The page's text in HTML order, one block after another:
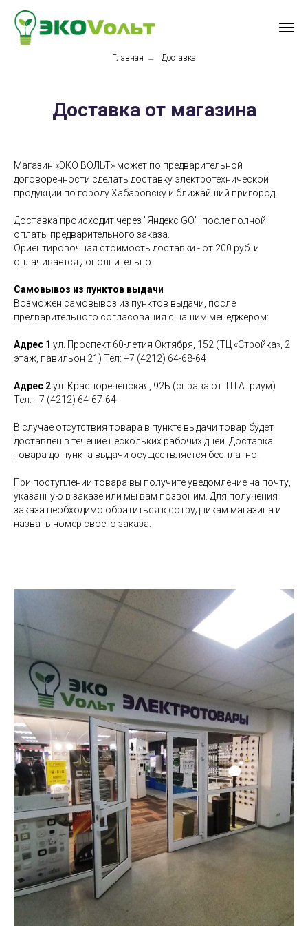
Главная → Доставка
Доставка от магазина
Магазин «ЭКО ВОЛЬТ» может по предварительной
договоренности сделать доставку электротехнической
продукции по городу Хабаровску и ближайший пригород.
Доставка происходит через "Яндекс GO", после полной
оплаты предварительного заказа.
Ориентировочная стоимость доставки - от 200 руб. и
оплачивается дополнительно.
Самовывоз из пунктов выдачи
Возможен самовывоз из пунктов выдачи, после
предварительного согласования с нашим менеджером:
Адрес 1 ул. Проспект 60-летия Октября, 152 (ТЦ «Стройка», 2
этаж, павильон 21) Тел: +7 (4212) 64-68-64
Адрес 2ул. Краснореченская, 92Б (справа от ТЦ Атриум)
Тел: +7 (4212) 64-67-64
В случае отсутствия товара в пункте выдачи товар будет
доставлен в течение нескольких рабочих дней. Доставка
товара до пункта выдачи осуществляется бесплатно.
При поступлении товара вы получите уведомление на почту,
указанную в заказе или мы вам позвоним. Для получения
заказа необходимо обратиться к сотрудникам магазина и
назвать номер своего заказа.